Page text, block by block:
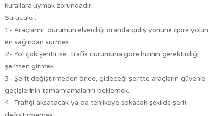
kurallara uymak zorundadır.
Sürücüler:
1- Araçlarını, durumun elverdiği oranda gidiş yönüne göre yolun
en sağından sürmek.
2- Yol çok şeritli ise, trafik durumuna göre hızının gerektirdiği
şeritten gitmek.
3- Şerit değiştirmeden önce, gideceği şeritte araçların güvenle
geçişlerinin tamamlamalarını beklemek.
4- Trafiği aksatacak ya da tehlikeye sokacak şekilde şerit